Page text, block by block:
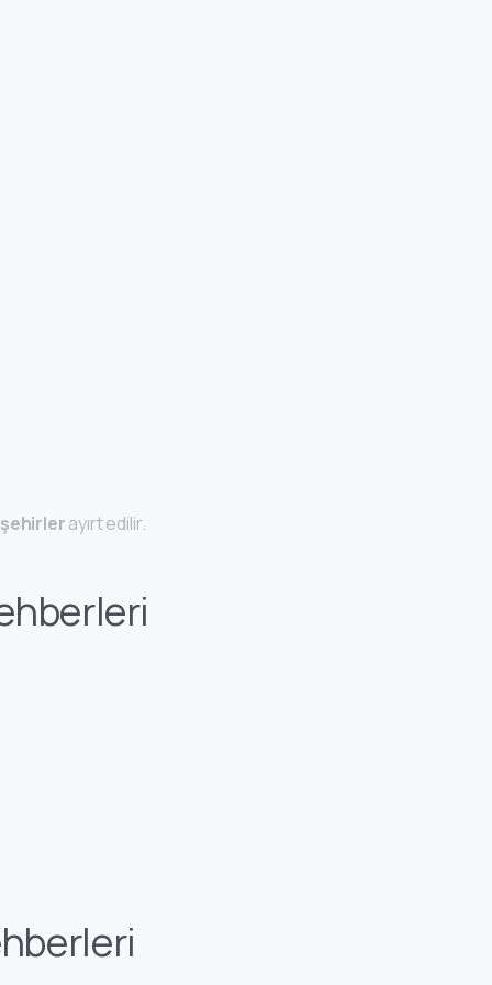
ayırt edilir.